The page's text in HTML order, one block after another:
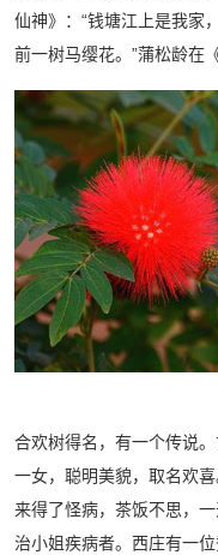
仙神》：“钱塘江上是我家
前一树马缨花。”蒲松龄在
合欢树得名，有一个传说
一女，聪明美貌，取名欢
来得了怪病，茶饭不思，
治小姐疾病者。西庄有一